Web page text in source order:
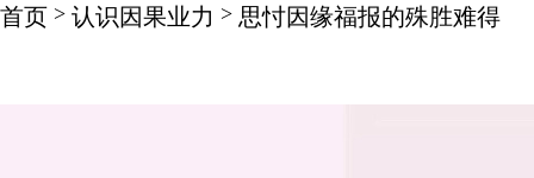
首页 > 认识因果业力 > 思忖因缘福报的殊胜难得